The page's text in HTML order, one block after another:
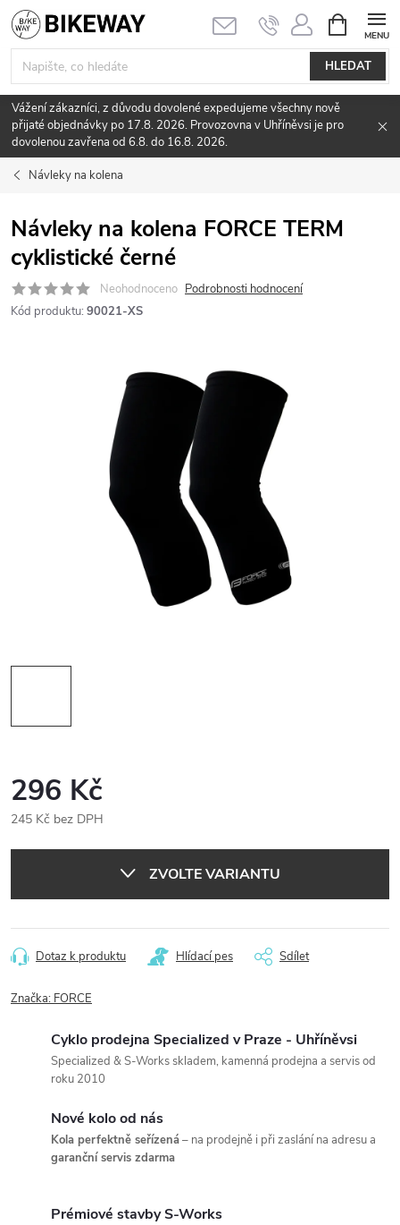
Přejít
na
obsah
HLEDAT
NÁKUPNÍ
KOŠÍK
Vážení zákazníci, z důvodu dovolené expedujeme všechny nově
přijaté objednávky po 17.8. 2026. Provozovna v Uhříněvsi je pro
dovolenou zavřena od 6.8. do 16.8. 2026.
Návleky na kolena
Návleky na kolena FORCE TERM
cyklistické černé
Neohodnoceno Podrobnosti hodnocení
Kód produktu: 90021-XS
296 Kč
245 Kč bez DPH
ZVOLTE VARIANTU
Dotaz k produktu Hlídací pes Sdílet
Značka: FORCE
Cyklo prodejna Specialized v Praze - Uhříněvsi
Specialized & S-Works skladem, kamenná prodejna a servis od
roku 2010
Nové kolo od nás
Kola perfektně seřízená– na prodejně i při zaslání na adresu a
garanční servis zdarma
Prémiové stavby S-Works